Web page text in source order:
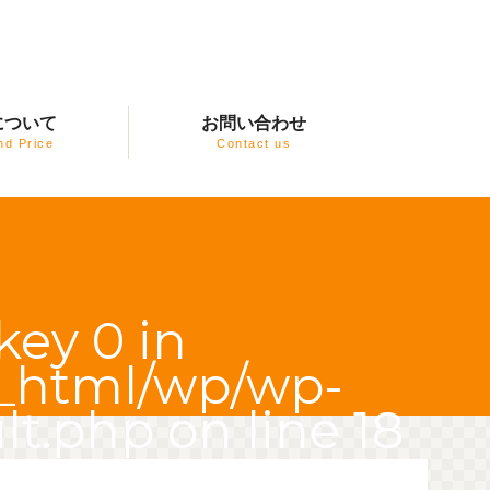
いて
Price
お問い合わせ
Contact us
0 in
wp/wp-
on line18